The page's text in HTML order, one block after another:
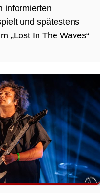
informierten
und spätestens
„Lost In The Waves“